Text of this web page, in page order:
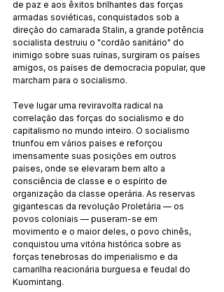
de paz e aos êxitos brilhantes das forças
armadas soviéticas, conquistados sob a
direção do camarada Stalin, a grande potência
socialista destruiu o "cordão sanitário" do
inimigo sobre suas ruínas, surgiram os países
amigos, os países de democracia popular, que
marcham para o socialismo.
Teve lugar uma reviravolta radical na
correlação das forças do socialismo e do
capitalismo no mundo inteiro. O socialismo
triunfou em vários países e reforçou
imensamente suas posições em outros
países, onde se elevaram bem alto a
consciência de classe e o espírito de
organização da classe operária. As reservas
gigantescas da revolução Proletária — os
povos coloniais — puseram-se em
movimento e o maior deles, o povo chinês,
conquistou uma vitória histórica sobre as
forças tenebrosas do imperialismo e da
camarilha reacionária burguesa e feudal do
Kuomintang.